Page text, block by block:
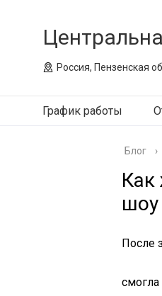
Россия, Пензенская
График работы
Блог ›
Как
шоу
После
смогла